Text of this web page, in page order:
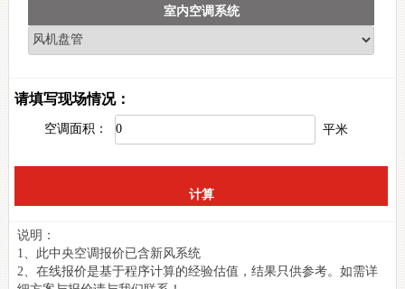
室内空调系统
请填写现场情况：
空调面积： 平米
说明：
1、此中央空调报价已含新风系统
2、在线报价是基于程序计算的经验估值，结果只供参考。如需详